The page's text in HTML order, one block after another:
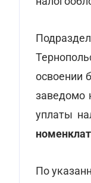
освоении
заведомо
уплаты
По